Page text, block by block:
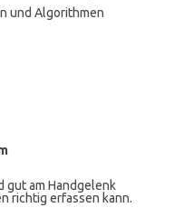
und Algorithmen
gut am Handgelenk
richtig erfassen kann.